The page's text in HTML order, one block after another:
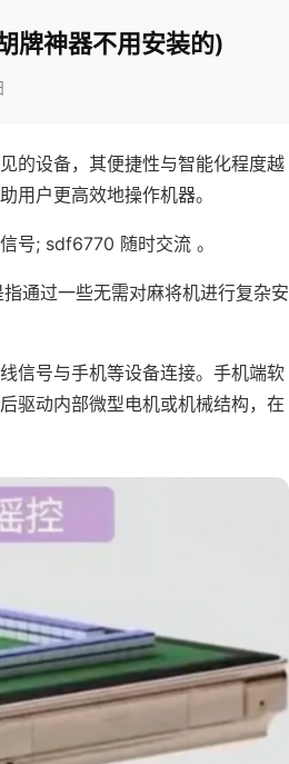
牌神器不用安装的)
的设备，其便捷性与智能化程度越
用户更高效地操作机器。
号; sdf6770 随时交流 。
通过一些无需对麻将机进行复杂安
信号与手机等设备连接。手机端软
驱动内部微型电机或机械结构，在